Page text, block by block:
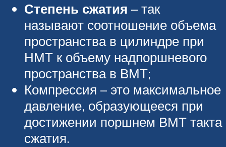
Степень сжатия – так
называют соотношение объема
пространства в цилиндре при
НМТ к объему надпоршневого
пространства в ВМТ;
Компрессия – это максимальное
давление, образующееся при
достижении поршнем ВМТ такта
сжатия.